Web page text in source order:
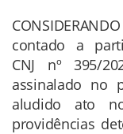
contado a
CNJ nº 395/
assinalado no
aludido ato
providências